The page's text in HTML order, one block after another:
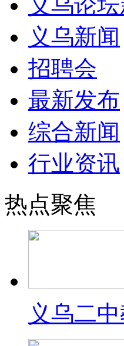
义乌新闻
招聘会
最新发布
综合新闻
行业资讯
热点聚焦
义乌二